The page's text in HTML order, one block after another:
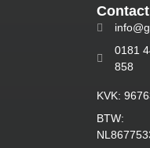
Contact
0181
858
KVK:
BTW: